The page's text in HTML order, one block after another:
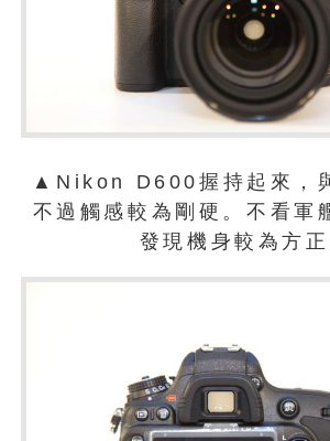
▲Nikon D600握持起來，
不過觸感較為剛硬。不看軍
發現機身較為方正